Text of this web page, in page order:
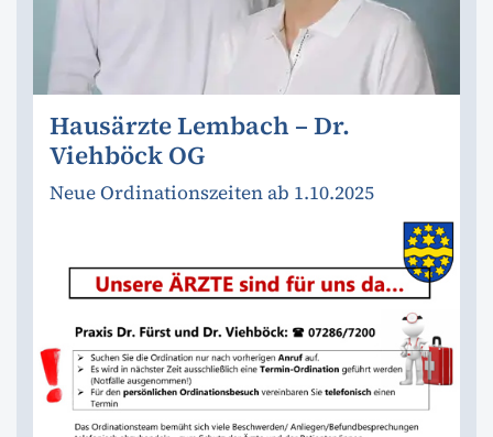
Hausärzte Lembach – Dr.
Viehböck OG
Neue Ordinationszeiten ab 1.10.2025